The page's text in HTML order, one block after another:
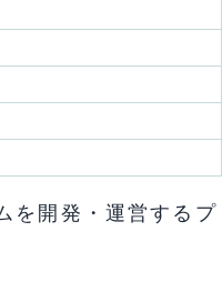
を開発・運営するプ